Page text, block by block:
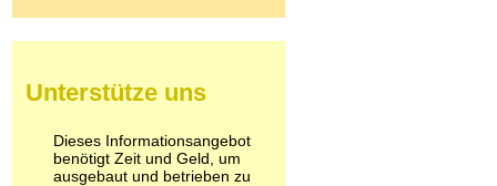
Pilze
Psychopharmaka
Schlafmittel
Schmerzmittel
Unterstütze uns
Dieses Informationsangebot
benötigt Zeit und Geld, um
ausgebaut und betrieben zu